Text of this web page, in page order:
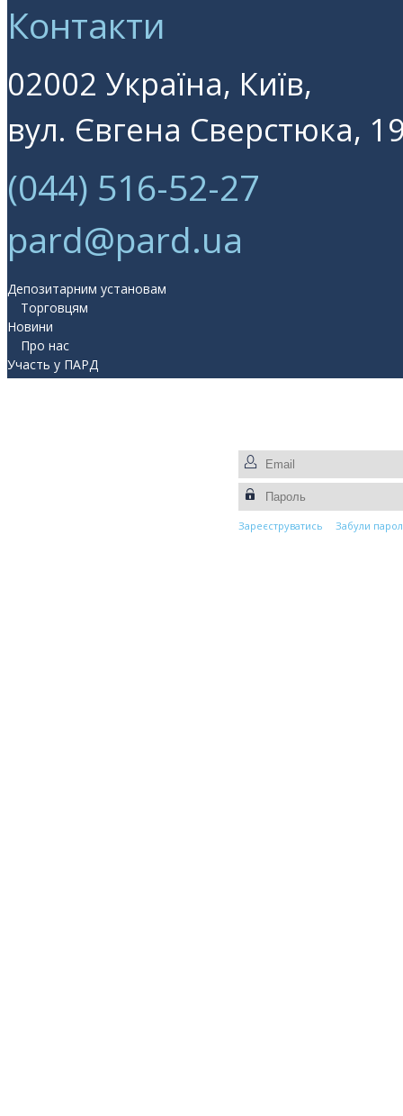
Контакти
02002 Україна, Київ,
вул. Євгена Сверстюка,
(044) 516-52-27
pard@pard.ua
Депозитарним установам
Торговцям
Новини
Про нас
Участь у ПАРД
Прес-центр
Зареєструватись Забули